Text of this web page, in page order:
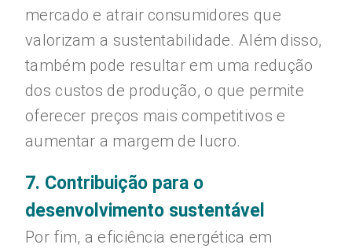
mercado e atrair consumidores que
valorizam a sustentabilidade. Além disso,
também pode resultar em uma redução
dos custos de produção, o que permite
oferecer preços mais competitivos e
aumentar a margem de lucro.
7. Contribuição para o
desenvolvimento sustentável
Por fim, a eficiência energética em